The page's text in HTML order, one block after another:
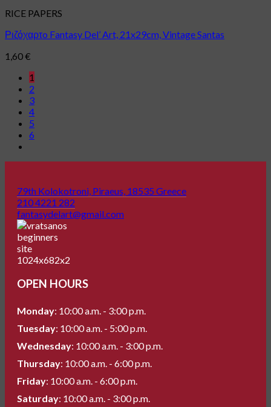
RICE PAPERS
Ριζόχαρτo Fantasy Del’ Art, 21x29cm, Vintage Santas
1,60€
1
2
3
4
5
6
79th Kolokotroni, Piraeus, 18535 Greece
210 4221 282
fantasydelart@gmail.com
OPEN HOURS
Monday: 10:00 a.m. - 3:00 p.m.
Tuesday: 10:00 a.m. - 5:00 p.m.
Wednesday: 10:00 a.m. - 3:00 p.m.
Thursday: 10:00 a.m. - 6:00 p.m.
Friday: 10:00 a.m. - 6:00 p.m.
Saturday: 10:00 a.m. - 3:00 p.m.